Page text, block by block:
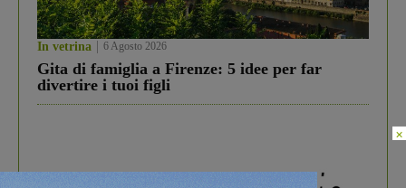
In vetrina 6 Agosto 2026
Gita di famiglia a Firenze: 5 idee per far
divertire i tuoi figli
×